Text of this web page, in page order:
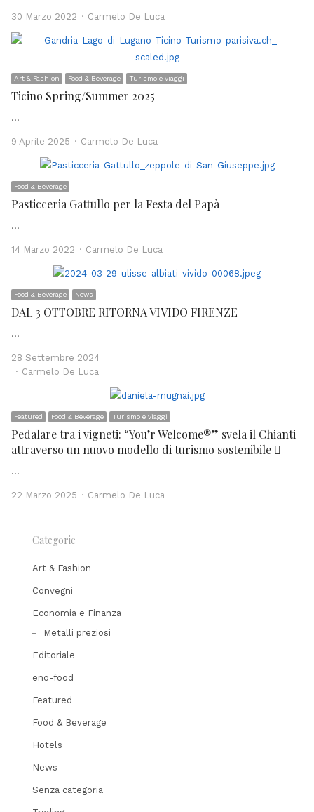
30 Marzo 2022 Author
Carmelo De Luca
Art & Fashion Food & Beverage Turismo e viaggi
Ticino Spring/Summer 2025
…
9 Aprile 2025 Author
Carmelo De Luca
Food & Beverage
Pasticceria Gattullo per la Festa del Papà
…
14 Marzo 2022 Author
Carmelo De Luca
Food & Beverage News
DAL 3 OTTOBRE RITORNA VIVIDO FIRENZE
…
28 Settembre 2024
Author
Carmelo De Luca
Featured Food & Beverage Turismo e viaggi
Pedalare tra i vigneti: “You’r Welcome®” svela il Chianti
attraverso un nuovo modello di turismo sostenibile 
…
22 Marzo 2025 Author
Carmelo De Luca
Categorie
Art & Fashion
Convegni
Economia e Finanza
Metalli preziosi
Editoriale
eno-food
Featured
Food & Beverage
Hotels
News
Senza categoria